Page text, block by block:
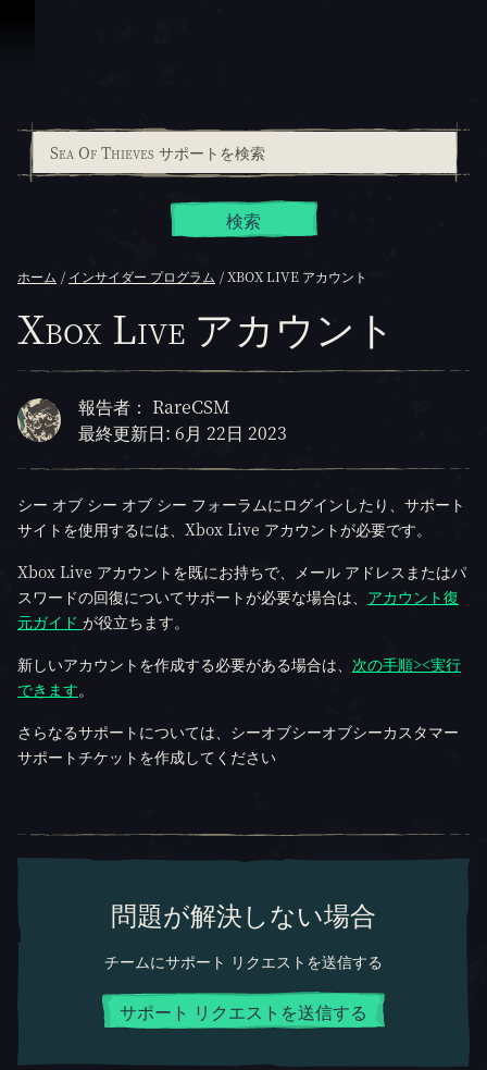
検索
ホーム インサイダー プログラム XBOX LIVE アカウント
Xbox Live アカウント
報告者： RareCSM
最終更新日: 6月 22日 2023
シー オブ シー オブ シー フォーラムにログインしたり、サポート
サイトを使用するには、Xbox Live アカウントが必要です。
Xbox Live アカウントを既にお持ちで、メール アドレスまたはパ
スワードの回復についてサポートが必要な場合は、 アカウント復
元ガイド が役立ちます。
新しいアカウントを作成する必要がある場合は、 次の手順><実行
できます。
さらなるサポートについては、シーオブシーオブシーカスタマー
サポートチケットを作成してください
問題が解決しない場合
チームにサポート リクエストを送信する
サポート リクエストを送信する